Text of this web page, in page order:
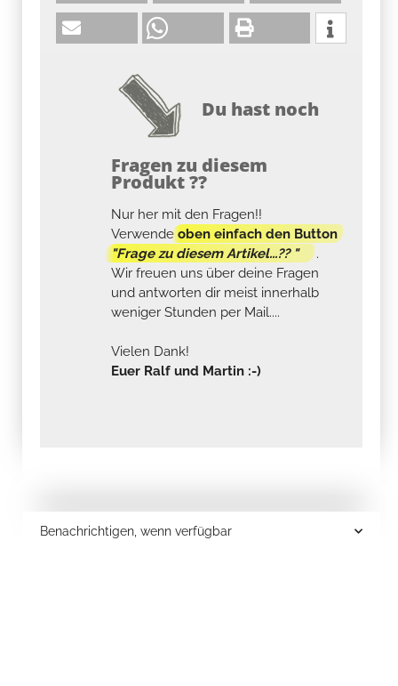
Du hast noch
Fragen zu diesem
Produkt ??
Nur her mit den Fragen!!
Verwendeoben einfach den Button
"Frage zu diesem Artikel...?? "
.
Wir freuen uns über deine Fragen
und antworten dir meist innerhalb
weniger Stunden per Mail....
Vielen Dank!
Euer Ralf und Martin :-)
Benachrichtigen, wenn verfügbar